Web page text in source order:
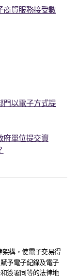
商貿服務接受數
門以電子方式提
府單位提交資
構，使電子交易得
予電子紀錄及電子
簽署同等的法律地